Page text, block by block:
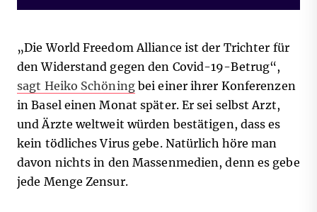
„Die World Freedom Alliance ist der Trichter für
den Widerstand gegen den Covid-19-Betrug“,
sagt Heiko Schöningbei einer ihrer Konferenzen
in Basel einen Monat später. Er sei selbst Arzt,
und Ärzte weltweit würden bestätigen, dass es
kein tödliches Virus gebe. Natürlich höre man
davon nichts in den Massenmedien, denn es gebe
jede Menge Zensur.